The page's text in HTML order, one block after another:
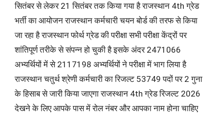
सितंबर से लेकर 21 सितंबर तक किया गया है राजस्थान 4th ग्रेड
भर्ती का आयोजन राजस्थान कर्मचारी चयन बोर्ड की तरफ से किया
जा रहा है राजस्थान फोर्थ ग्रेड की परीक्षा सभी परीक्षा केंद्रों पर
शांतिपूर्ण तरीके से संपन्न हो चुकी है इसके अंदर 2471066
अभ्यर्थियों में से 2117198 अभ्यर्थियों ने परीक्षा में भाग लिया है
राजस्थान चतुर्थ श्रेणी कर्मचारी का रिजल्ट 53749 पदों पर 2 गुना
के हिसाब से जारी किया जाएगा राजस्थान 4th ग्रेड रिजल्ट 2026
देखने के लिए आपके पास में रोल नंबर और आपका नाम होना चाहिए